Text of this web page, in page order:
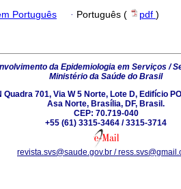
Português · Português ( pdf )
da Epidemiologia em Serviços /
Ministério da Saúde do Brasil
Quadra 701, Via W 5 Norte, Lote D, Edifício
Asa Norte, Brasília, DF, Brasil.
CEP: 70.719-040
+55 (61) 3315-3464 / 3315-3714
revista.svs@saude.gov.br /